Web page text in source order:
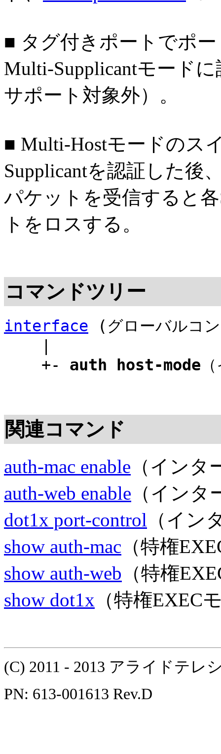
■ タグ付きポートでポ
Multi-Supplicantモード
サポート対象外）。
■ Multi-Hostモードのス
Supplicantを認証した後
パケットを受信すると
トをロスする。
コマンドツリー
interface (グローバルコ
+- auth host-mode
関連コマンド
auth-mac enable （イン
auth-web enable （イン
dot1x port-control （イン
show auth-mac （特権
show auth-web （特権
show dot1x （特権EXEC
(C) 2011 - 2013 アライドテレ
PN: 613-001613 Rev.D